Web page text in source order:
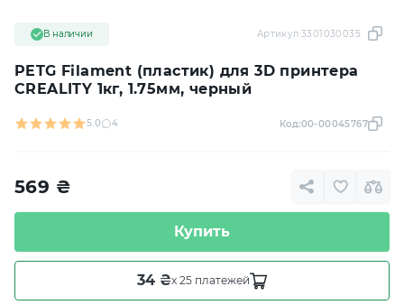
PETG Filament (пластик) для 3D принтера
CREALITY 1кг, 1.75мм, черный
В наличии Артикул:3301030035
5.0 4 Код:00-00045767
569 ₴
Купить
34 ₴x 25 платежей